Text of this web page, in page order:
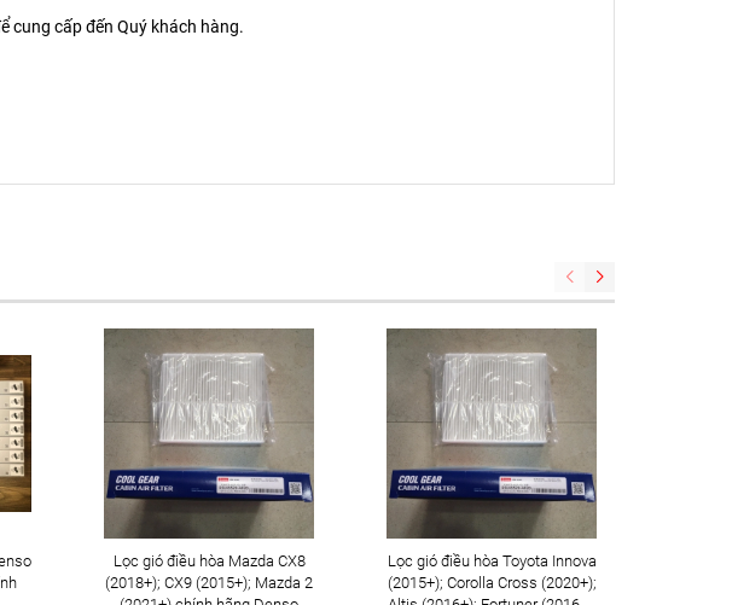
cung cấp đến Quý khách hàng.
Lọc gió điều hòa Mazda CX8
(2018+); CX9 (2015+); Mazda 2
Lọc gió điều hòa Toyota Innova
(2015+); Corolla Cross (2020+);